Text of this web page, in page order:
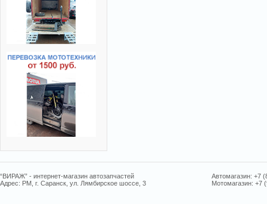
“ВИРАЖ” - интернет-магазин автозапчастей
Адрес: РМ, г. Саранск, ул. Лямбирское шоссе, 3
Автомагазин: +7
Мотомагазин: +7